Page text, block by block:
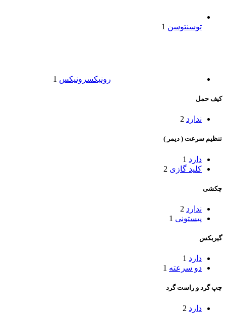
توسنتوسن 1
رونیکسرونیکس 1
کیف حمل
ندارد 2
تنظیم سرعت ( دیمر )
دارد 1
کلید گازی 2
چکشی
ندارد 2
پیستونی 1
گیربکس
دارد 1
دو سرعته 1
چپ گرد و راست گرد
دارد 2